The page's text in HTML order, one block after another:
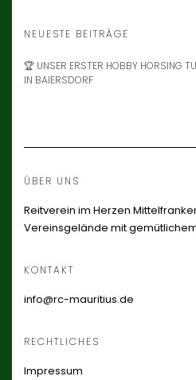
NEUESTE BEITRÄGE
🏆 UNSER ERSTER HOBBY HORSING
IN BAIERSDORF
ÜBER UNS
Reitverein im Herzen
Vereinsgelände mit
KONTAKT
info@rc-mauritius.de
RECHTLICHES
Impressum